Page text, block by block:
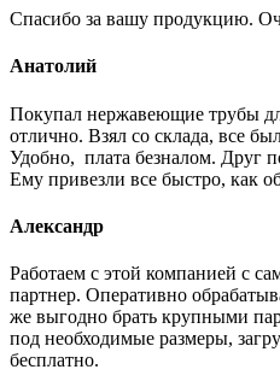
Спасибо за вашу продукцию.
Анатолий
Покупал нержавеющие трубы
отлично. Взял со склада, все
Удобно, плата безналом. Друг
Ему привезли все быстро, как
Александр
Работаем с этой компанией с
партнер. Оперативно
же выгодно брать крупными
под необходимые размеры,
бесплатно.